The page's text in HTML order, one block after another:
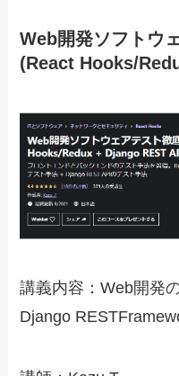
Web開発ソフトウ
(React Hooks/
講義内容：Web開発
Django